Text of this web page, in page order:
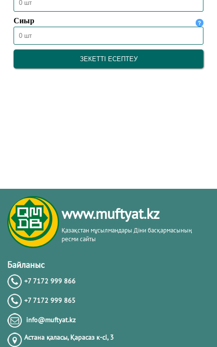
www.muftyat.kz
Қазақстан мұсылмандары Діни басқармасының
ресми сайты
Байланыс
+7 7172 999 866
+7 7172 999 865
info@muftyat.kz
Астана қаласы, Қарасаз к-сi, 3